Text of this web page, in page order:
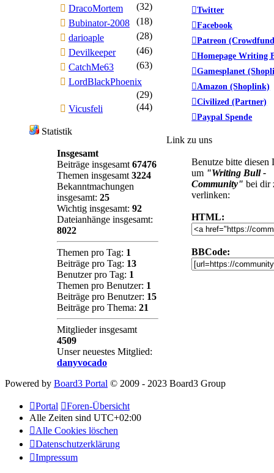
DracoMortem
(32)
Bubinator-2008
(18)
darioaple
(28)
Devilkeeper
(46)
CatchMe63
(63)
LordBlackPhoenix
(29)
Vicusfeli
(44)
Statistik
Insgesamt
Beiträge insgesamt 67476
Themen insgesamt 3224
Bekanntmachungen
insgesamt: 25
Wichtig insgesamt: 92
Dateianhänge insgesamt:
8022
Themen pro Tag: 1
Beiträge pro Tag: 13
Benutzer pro Tag: 1
Themen pro Benutzer: 1
Beiträge pro Benutzer: 15
Beiträge pro Thema: 21
Mitglieder insgesamt
4509
Unser neuestes Mitglied:
danyvocado
Twitter
Facebook
Patreon
Homepage Writing
Gamesplanet
Amazon (Shoplink)
Civilized (Partner)
Paypal Spende
Link zu uns
Benutze bitte diesen
um "Writing Bull -
Community" bei dir
verlinken:
HTML:
BBCode:
Powered by Board3 Portal © 2009 - 2023 Board3 Group
Portal
Foren-Übersicht
Alle Zeiten sind UTC+02:00
Alle Cookies löschen
Datenschutzerklärung
Impressum